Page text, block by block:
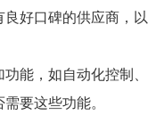
好口碑的供应商，以
能，如自动化控制、
要这些功能。